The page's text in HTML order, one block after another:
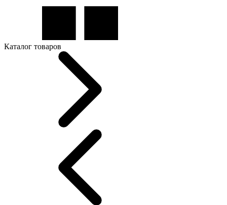
Каталог товаров